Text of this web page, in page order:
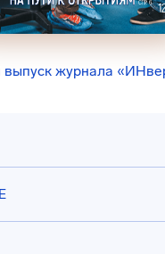
выпуск журнала